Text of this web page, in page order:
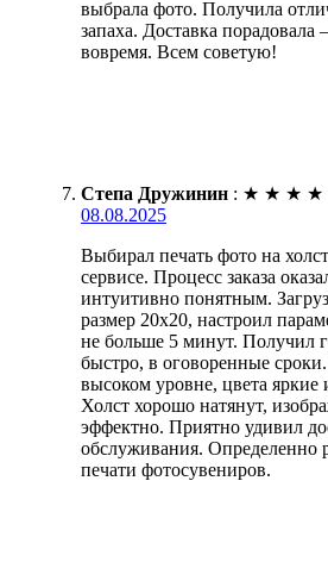
выбрала фото. Получила
запаха. Доставка
вовремя. Всем советую!
Степа Дружинин : ★ ★ ★ ★
08.08.2025
Выбирал печать фото на
сервисе. Процесс заказа
интуитивно понятным.
размер 20х20, настроил
не больше 5 минут. Получил
быстро, в оговоренные
высоком уровне, цвета
Холст хорошо натянут,
эффектно. Приятно удивил
обслуживания. Определенно
печати фотосувениров.